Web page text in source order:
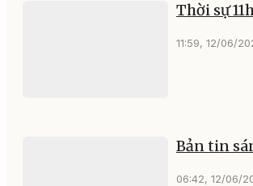
Thời sự
11:59, 12/06/
Bản tin
06:42, 12/06/